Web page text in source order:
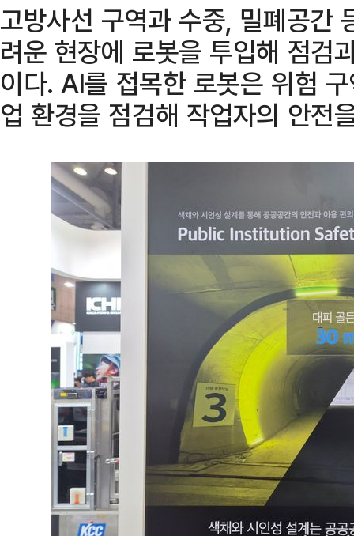
고방사선 구역과 수중, 밀폐공간
려운 현장에 로봇을 투입해 점검
이다. AI를 접목한 로봇은 위험
업 환경을 점검해 작업자의 안전